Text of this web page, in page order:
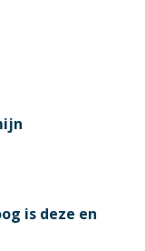
is deze en